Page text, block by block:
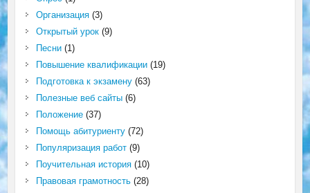
Организация(3)
Открытый урок(9)
Песни(1)
Повышение квалификации(19)
Подготовка к экзамену(63)
Полезные веб сайты(6)
Положение(37)
Помощь абитуриенту(72)
Популяризация работ(9)
Поучительная история(10)
Правовая грамотность(28)